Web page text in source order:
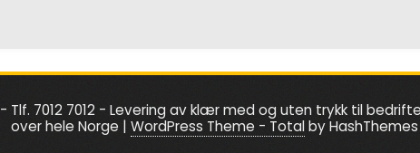
may
be
- Tlf. 7012 7012 - Levering av klær med og uten trykk til
over hele Norge | WordPress Theme - Totalby HashThemes